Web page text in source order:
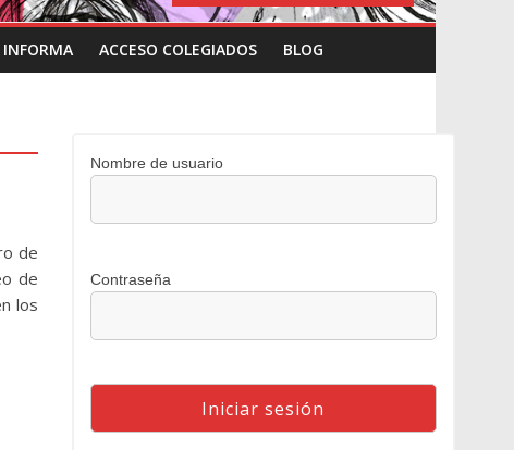
ACCESO COLEGIADOS BLOG
de
de
los
Nombre de usuario
Contraseña